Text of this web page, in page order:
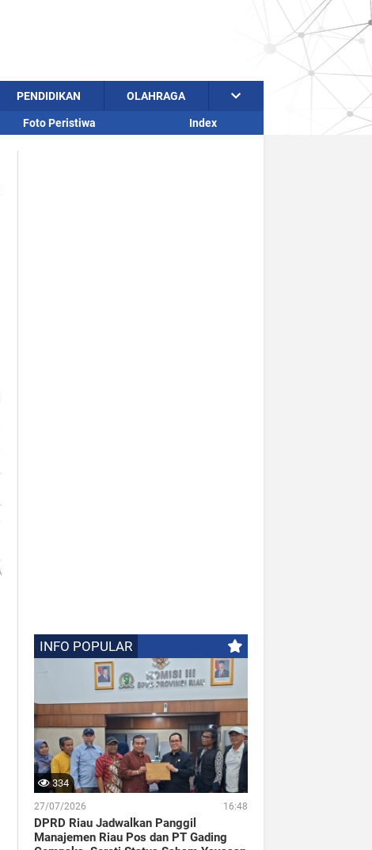
PENDIDIKAN OLAHRAGA
Foto Peristiwa Index
INFO POPULAR
334
27/07/2026 16:48
DPRD Riau Jadwalkan Panggil
Manajemen Riau Pos dan PT Gading